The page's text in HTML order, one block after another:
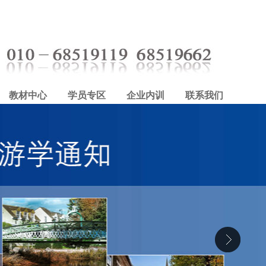
教材中心 学员专区 企业内训 联系我们